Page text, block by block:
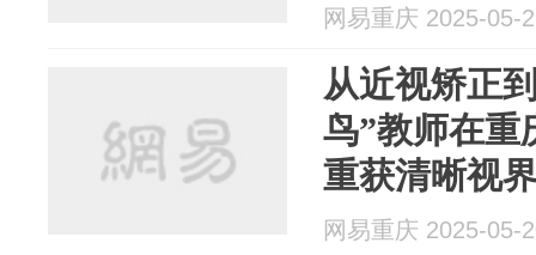
网易重庆 2025-05-
从近视矫正到
鸟”教师在重
重获清晰视
网易重庆 2025-05-